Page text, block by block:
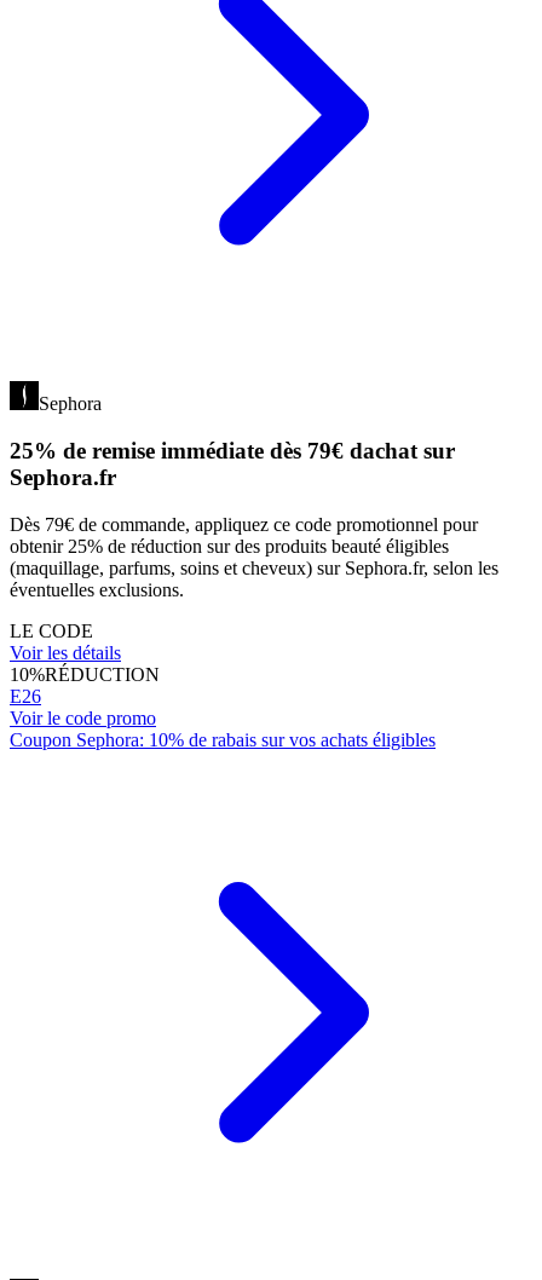
Sephora
25% de remise immédiate dès 79€ dachat sur
Sephora.fr
Dès 79€ de commande, appliquez ce code promotionnel pour
obtenir 25% de réduction sur des produits beauté éligibles
(maquillage, parfums, soins et cheveux) sur Sephora.fr, selon les
éventuelles exclusions.
LE CODE
Voir les détails
10%RÉDUCTION
E26
Voir le code promo
Coupon Sephora: 10% de rabais sur vos achats éligibles